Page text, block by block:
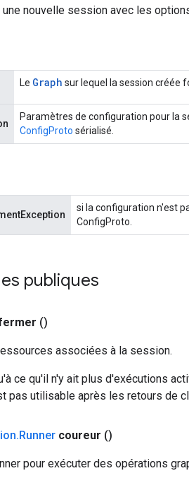
nouvelle session avec les
Le Graph sur lequel la session créée
Paramètres de configuration pour la
ConfigProto sérialisé.
si la configuration n'est
ConfigProto.
publiques
()
associées à la session.
ce qu'il n'y ait plus d'exécutions
pas utilisable après les retours de
.Runner coureur ()
pour exécuter des opérations